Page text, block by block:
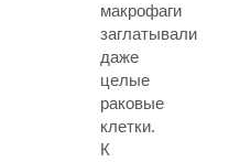
макрофаги
заглатывали
даже
целые
раковые
клетки.
К